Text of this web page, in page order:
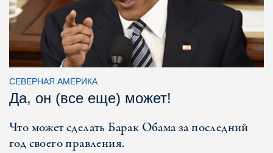
СЕВЕРНАЯ АМЕРИКА
Да, он (все еще) может!
Что может сделать Барак Обама за последний
год своего правления.